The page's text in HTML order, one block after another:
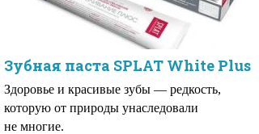
Зубная паста SPLAT White Plus
Здоровье и красивые зубы — редкость,
которую от природы унаследовали
не многие.